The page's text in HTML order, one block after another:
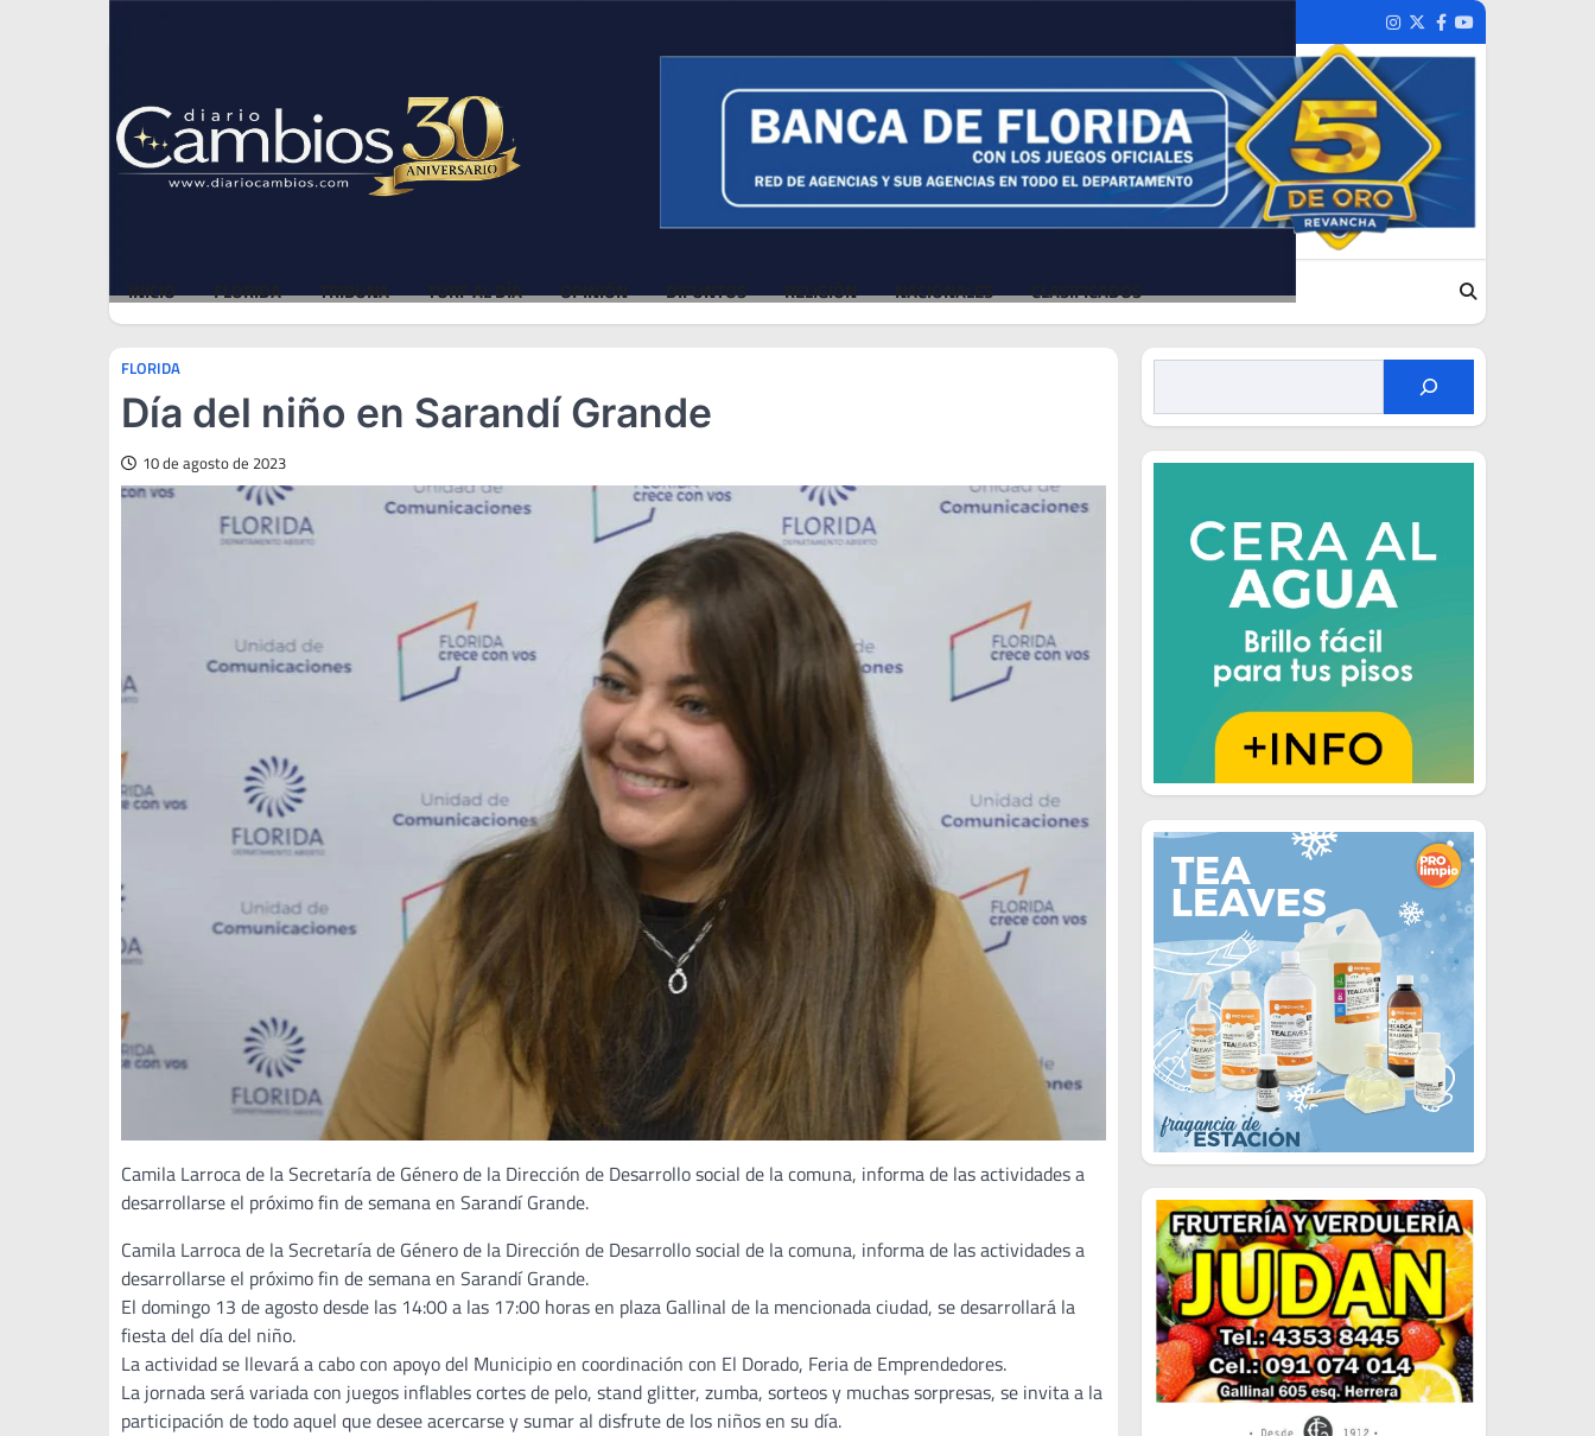
Instagram
TwitterFacebook
Youtube
INICIO FLORIDA TRIBUNA TURF AL DÍA OPINIÓN DIFUNTOS RELIGIÓN NACIONALES CLASIFICADOS
FLORIDA
Día del niño en Sarandí Grande
10 de agosto de 2023
Camila Larroca de la Secretaría de Género de la Dirección de Desarrollo social de la comuna, informa de las actividades a
desarrollarse el próximo fin de semana en Sarandí Grande.
Camila Larroca de la Secretaría de Género de la Dirección de Desarrollo social de la comuna, informa de las actividades a
desarrollarse el próximo fin de semana en Sarandí Grande.
El domingo 13 de agosto desde las 14:00 a las 17:00 horas en plaza Gallinal de la mencionada ciudad, se desarrollará la
fiesta del día del niño.
La actividad se llevará a cabo con apoyo del Municipio en coordinación con El Dorado, Feria de Emprendedores.
La jornada será variada con juegos inflables cortes de pelo, stand glitter, zumba, sorteos y muchas sorpresas, se invita a la
participación de todo aquel que desee acercarse y sumar al disfrute de los niños en su día.